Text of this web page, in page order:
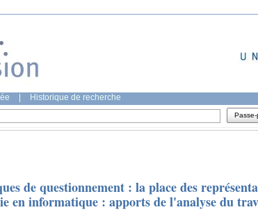
Historique de recherche
de questionnement : la place des
en informatique : apports de l'analyse du